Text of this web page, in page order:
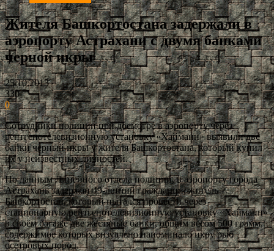
Жителя Башкортостана задержали в
аэропорту Астрахани с двумя банками
черной икры
25.10.2013
330
0
Сотрудники полиции при досмотре в аэропорту через
рентгенотелевизионную установку «Хайманн» выявили две
банки черный икры у жителя Башкортостана, который купил
их у неизвестных личностей.
По данным Линейного отдела полиции, в аэропорту города
Астрахань задержан 49-летний гражданин, житель
Башкортостан, который пытался провести через
стационарную рентгенотелевизионную установку «Хайманн»
в своём багаже две жестяные банки, общим весом 500 грамм,
содержимое которых визуально напоминало икру рыб
осетровых пород.